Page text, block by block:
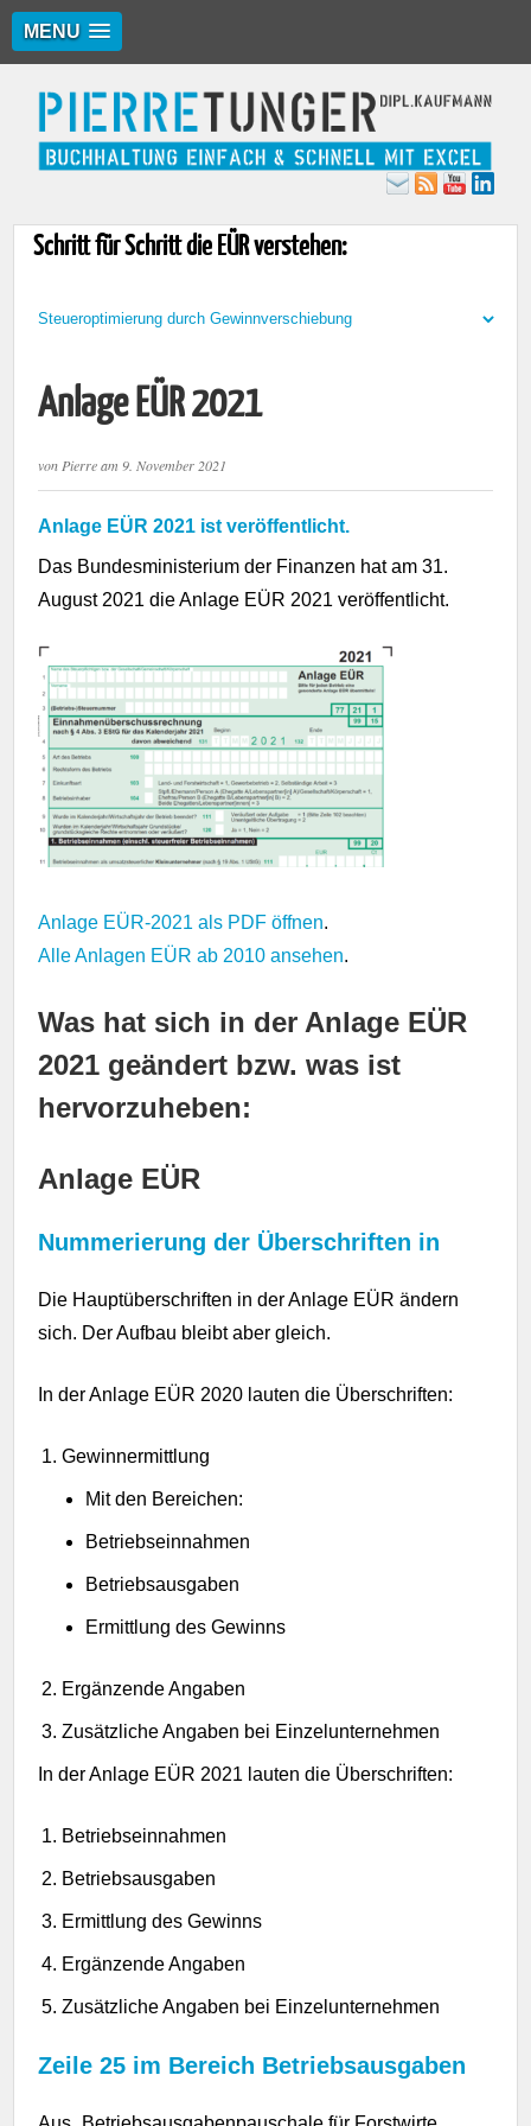
MENU
Schritt für Schritt die EÜR verstehen:
Anlage EÜR 2021
von Pierream 9. November 2021
Anlage EÜR 2021 ist veröffentlicht.
Das Bundesministerium der Finanzen hat am 31.
August 2021 die Anlage EÜR 2021 veröffentlicht.
Anlage EÜR-2021 als PDF öffnen.
Alle Anlagen EÜR ab 2010 ansehen.
Was hat sich in der Anlage EÜR
2021 geändert bzw. was ist
hervorzuheben:
Anlage EÜR
Nummerierung der Überschriften in
Die Hauptüberschriften in der Anlage EÜR ändern
sich. Der Aufbau bleibt aber gleich.
In der Anlage EÜR 2020 lauten die Überschriften:
Gewinnermittlung
Mit den Bereichen:
Betriebseinnahmen
Betriebsausgaben
Ermittlung des Gewinns
Ergänzende Angaben
Zusätzliche Angaben bei Einzelunternehmen
In der Anlage EÜR 2021 lauten die Überschriften:
Betriebseinnahmen
Betriebsausgaben
Ermittlung des Gewinns
Ergänzende Angaben
Zusätzliche Angaben bei Einzelunternehmen
Zeile 25 im Bereich Betriebsausgaben